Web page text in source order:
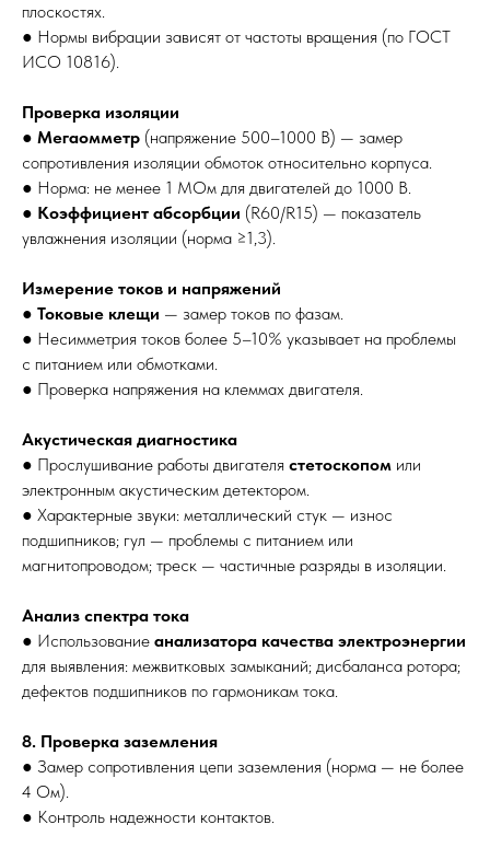
плоскостях.
● Нормы вибрации зависят от частоты вращения (по ГОСТ
ИСО 10816).
Проверка изоляции
● Мегаомметр (напряжение 500–1000 В) — замер
сопротивления изоляции обмоток относительно корпуса.
● Норма: не менее 1 МОм для двигателей до 1000 В.
● Коэффициент абсорбции (R60​/R15​) — показатель
увлажнения изоляции (норма ≥1,3).
Измерение токов и напряжений
● Токовые клещи — замер токов по фазам.
● Несимметрия токов более 5–10% указывает на проблемы
с питанием или обмотками.
● Проверка напряжения на клеммах двигателя.
Акустическая диагностика
● Прослушивание работы двигателя стетоскопом или
электронным акустическим детектором.
● Характерные звуки: металлический стук — износ
подшипников; гул — проблемы с питанием или
магнитопроводом; треск — частичные разряды в изоляции.
Анализ спектра тока
● Использование анализатора качества электроэнергии
для выявления: межвитковых замыканий; дисбаланса ротора;
дефектов подшипников по гармоникам тока.
8. Проверка заземления
● Замер сопротивления цепи заземления (норма — не более
4 Ом).
● Контроль надежности контактов.